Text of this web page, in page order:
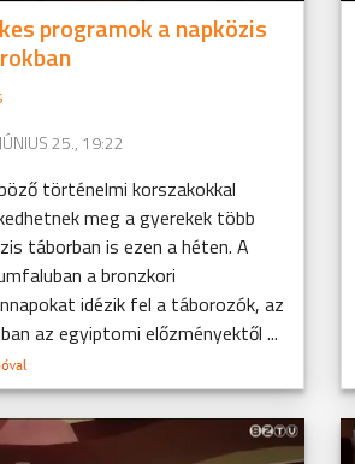
programok a napközis
25., 19:22
történelmi korszakokkal
meg a gyerekek több
táborban is ezen a héten. A
a bronzkori
idézik fel a táborozók, az
az egyiptomi előzményektől ...